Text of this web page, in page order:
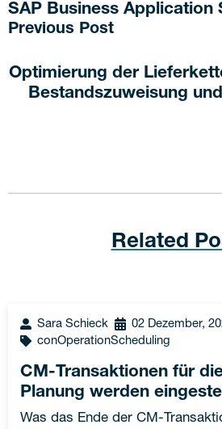
SAP Business Application
Previous Post
Optimierung der
Bestandszuweisung
Related
Sara Schieck
02 Dezember,
conOperationScheduling
CM-Transaktionen für
Planung werden
Was das Ende der CM-